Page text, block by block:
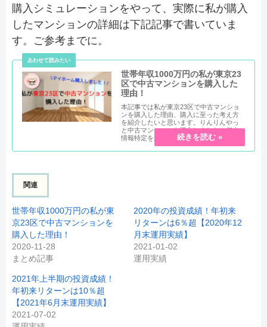
購入シミュレーションをやって、実際に私が購入
したマンションの詳細は下記記事で書いていま
す。ご参考までに。
世帯年収1000万円の私が東京23
区で中古マンションを購入した
理由！
本記事では私が東京23区で中古マンショ
ンを購入した理由、購入に至った考え方
を紹介したいと思います。りんりんやっ
と中古マンションを購入しました！個人
情報特定を避けるため、購入した物件の
情報に一部フェイクを入れ...
関連
世帯年収1000万円の私が東
京23区で中古マンションを
購入した理由！
2020-11-28
まとめ記事
2020年の投資成績！年初来
リターンは6％超【2020年12
月末運用実績】
2021-01-02
運用実績
2021年上半期の投資成績！
年初来リターンは10％超
【2021年6月末運用実績】
2021-07-02